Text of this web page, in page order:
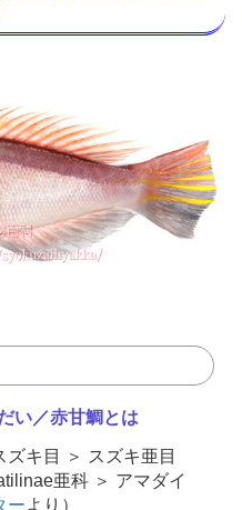
い／赤甘鯛とは
キ目 ＞ スズキ亜目
亜科 ＞ アマダイ
ーより）